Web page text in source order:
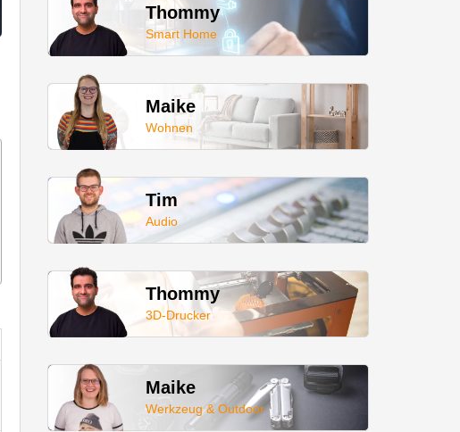
Thommy
Smart Home
Maike
Wohnen
Tim
Audio
Thommy
3D-Drucker
Maike
Werkzeug & Outdoor